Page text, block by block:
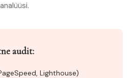
audit:
Lighthouse)